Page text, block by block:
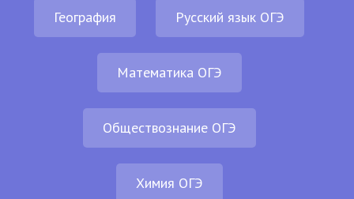
География Русский язык ОГЭ
Математика ОГЭ
Обществознание ОГЭ
Химия ОГЭ